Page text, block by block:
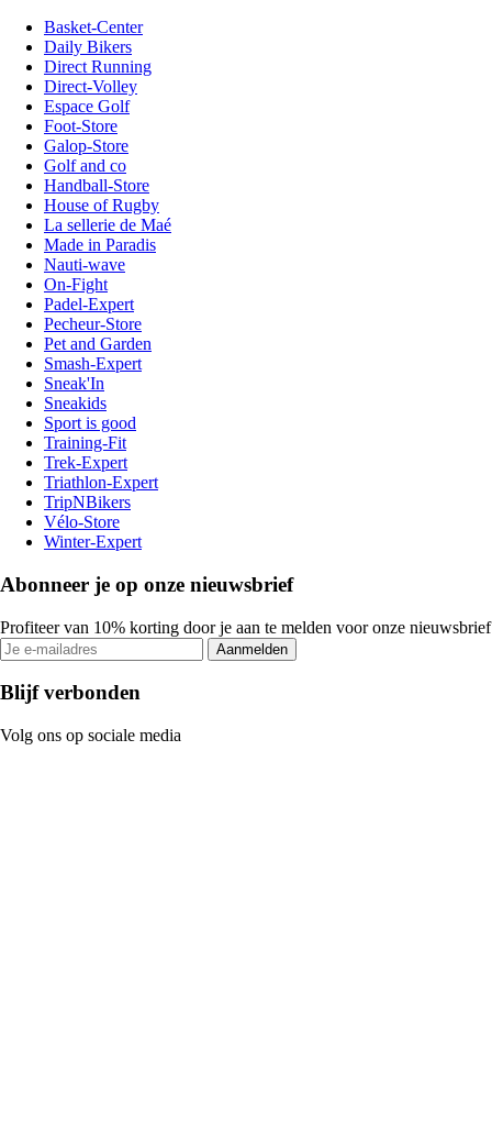
Basket-Center
Daily Bikers
Direct Running
Direct-Volley
Espace Golf
Foot-Store
Galop-Store
Golf and co
Handball-Store
House of Rugby
La sellerie de Maé
Made in Paradis
Nauti-wave
On-Fight
Padel-Expert
Pecheur-Store
Pet and Garden
Smash-Expert
Sneak'In
Sneakids
Sport is good
Training-Fit
Trek-Expert
Triathlon-Expert
TripNBikers
Vélo-Store
Winter-Expert
Abonneer je op onze nieuwsbrief
Profiteer van 10% korting door je aan te melden voor onze nieuwsbrief
Aanmelden
Blijf verbonden
Volg ons op sociale media